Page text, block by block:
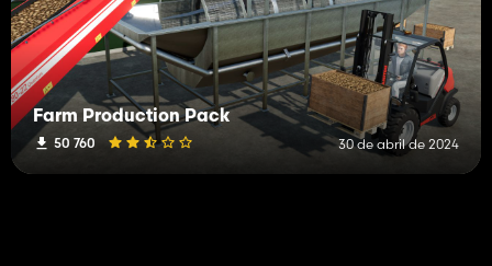
Farm Production Pack
50 760 30 de abril de 2024